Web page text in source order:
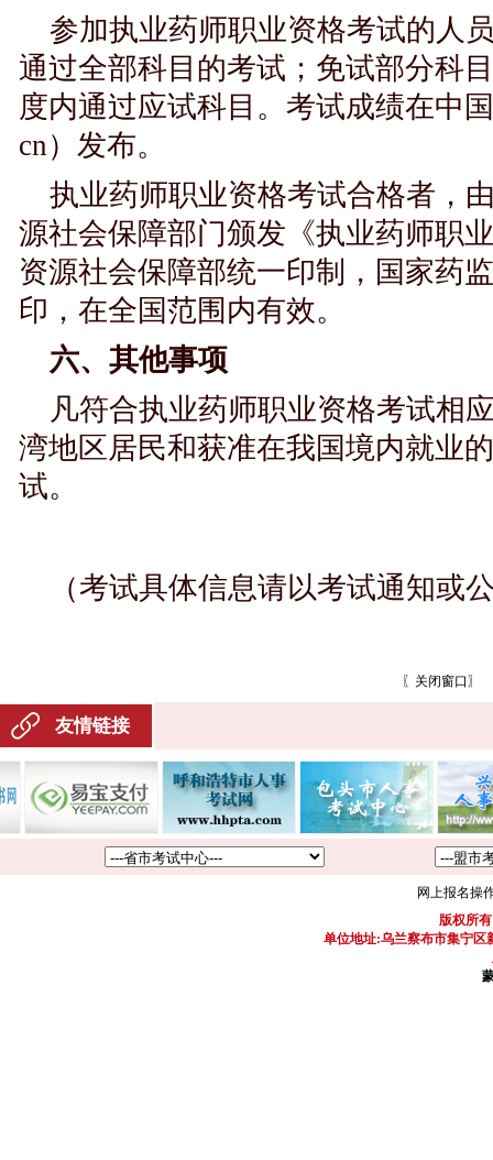
参加执业药师职业资格考试的人
通过全部科目的考试；免试部分科
度内通过应试科目。考试成绩在中
cn）发布。
执业药师职业资格考试合格者，
源社会保障部门颁发《执业药师职
资源社会保障部统一印制，国家药
印，在全国范围内有效。
六、其他事项
凡符合执业药师职业资格考试相
湾地区居民和获准在我国境内就业
试。
（考试具体信息请以考试通知或
〖 关闭窗口 〗
友情链接
网上报名操
版权所
单位地址:乌兰察布市集宁区